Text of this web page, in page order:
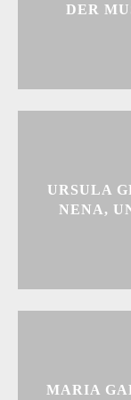
DER
URSULA
NENA,
MARIA